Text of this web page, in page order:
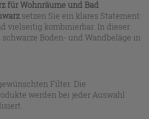
für Wohnräume und Bad
setzen Sie ein klares Statement:
vielseitig kombinierbar. In dieser
Boden- und Wandbeläge in
– von tiefmattem Zement- und
Marmor- und Schieferanmutung.
rutschhemmende Oberflächen für
pflegeleichte Materialien für stark
Iperceramica wählen Sie Formate
bis zu großformatigen 60x120 cm,
zu beruhigen oder große Flächen
Filter. Die
werden bei jeder Auswahl